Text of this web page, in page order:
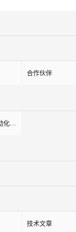
合作伙伴
实验室自动化系统
技术文章